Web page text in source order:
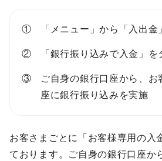
「メニュー」から「入出
「銀行振り込みで入金」を
ご自身の銀行口座から、お
座に銀行振り込みを実施
お客さまごとに「お客様専用の入
ております。ご自身の銀行口座か